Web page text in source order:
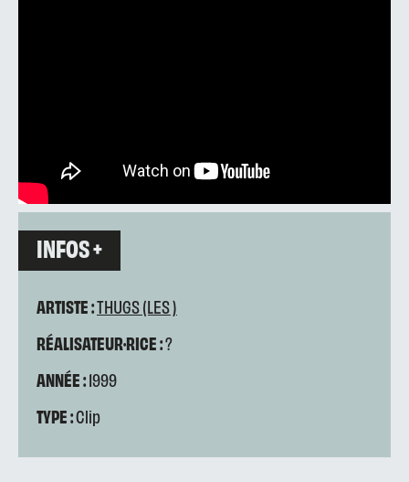
INFOS +
ARTISTE :THUGS (LES )
RÉALISATEUR·RICE :?
ANNÉE :1999
TYPE :Clip